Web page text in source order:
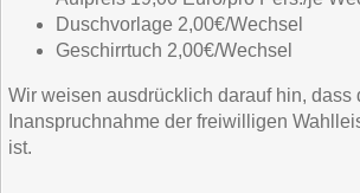
Duschvorlage 2,00€/Wechsel
Geschirrtuch 2,00€/Wechsel
Wir weisen ausdrücklich darauf hin, dass
Inanspruchnahme der freiwilligen
ist.